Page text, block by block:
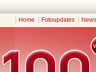
Home Fotoupdates News